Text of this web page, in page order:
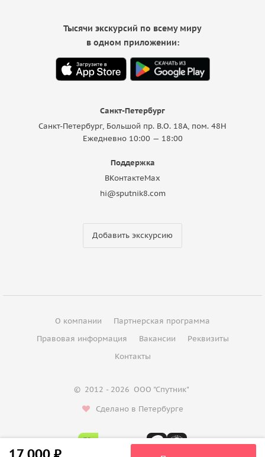
Санкт-Петербург
Санкт-Петербург, Большой пр. В.О. 18A, пом. 48Н
Ежедневно 10:00 — 18:00
Поддержка
ВКонтактеMax
hi@sputnik8.com
Добавить экскурсию
Тысячи экскурсий по всему миру
в одном приложении:
О компании
Партнерская программа
Правовая информация
Вакансии
Реквизиты
Контакты
© 2012 - 2026 ООО "Спутник"
Сделано в Петербурге